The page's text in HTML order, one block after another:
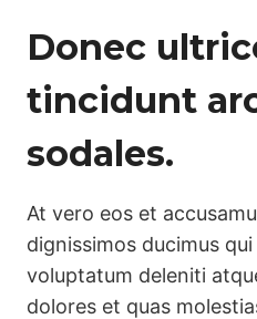
Donec
tincidunt
sodales.
At vero eos et
dignissimos ducimus
voluptatum deleniti
dolores et quas